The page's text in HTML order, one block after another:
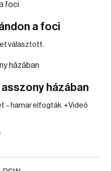
a foci
választott.
házában
– hamar elfogták. +Videó